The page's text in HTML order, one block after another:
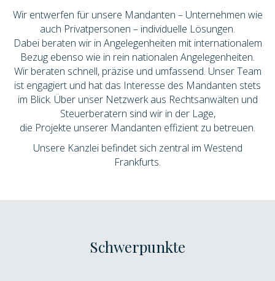
Wir entwerfen für unsere Mandanten – Unternehmen wie
auch Privatpersonen – individuelle Lösungen.
Dabei beraten wir in Angelegenheiten mit internationalem
Bezug ebenso wie in rein nationalen Angelegenheiten.
Wir beraten schnell, präzise und umfassend. Unser Team
ist engagiert und hat das Interesse des Mandanten stets
im Blick. Über unser Netzwerk aus Rechtsanwälten und
Steuerberatern sind wir in der Lage,
die Projekte unserer Mandanten effizient zu betreuen.
Unsere Kanzlei befindet sich zentral im Westend
Frankfurts.
Schwerpunkte